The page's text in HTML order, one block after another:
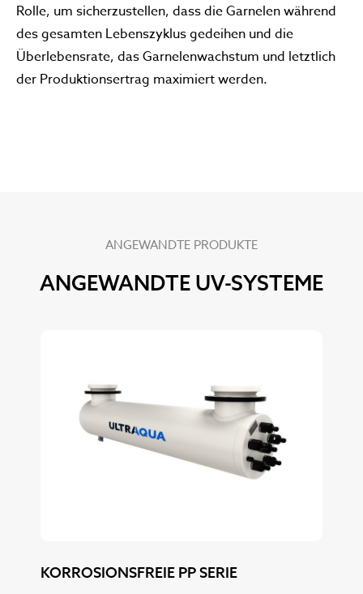
Rolle, um sicherzustellen, dass die Garnelen während
des gesamten Lebenszyklus gedeihen und die
Überlebensrate, das Garnelenwachstum und letztlich
der Produktionsertrag maximiert werden.
ANGEWANDTE PRODUKTE
ANGEWANDTE UV-SYSTEME
KORROSIONSFREIE PP SERIE